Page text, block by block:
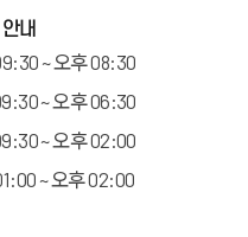
내
~ 오후 08:30
~ 오후 06:30
~ 오후 02:00
~ 오후 02:00